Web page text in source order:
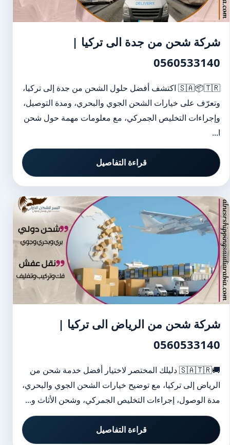
شركة شحن من جدة الى تركيا |
0560533140
🇸🇦📦🇹🇷 اكتشف أفضل حلول الشحن من جدة إلى تركيا،
وتعرّف على خيارات الشحن الجوي والبحري، ومدة التوصيل،
وإجراءات التخليص الجمركي، مع معلومات مهمة حول شحن
ا...
قراءة التفاصيل
شركة شحن من الرياض الى تركيا |
0560533140
🚚🇸🇦🇹🇷 دليلك المختصر لاختيار أفضل خدمة شحن من
الرياض إلى تركيا، مع توضيح خيارات الشحن الجوي والبحري،
مدة الوصول، إجراءات التخليص الجمركي، وشحن الأثاث و...
قراءة التفاصيل